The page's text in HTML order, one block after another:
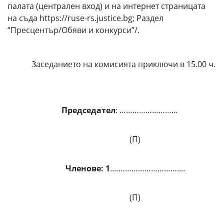
палата (централен вход) и на интернет страницата
на съда https://ruse-rs.justice.bg; Раздел
“Пресцентър/Обяви и конкурси”/.
Заседанието на комисията приключи в 15.00 ч.
Председател: ………………………
(П)
Членове: 1.…………………………....
(П)